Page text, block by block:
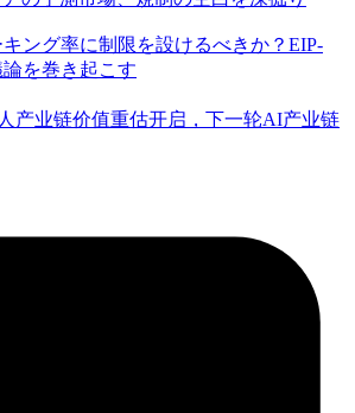
ング率に制限を設けるべきか？EIP-
を巻き起こす
产业链价值重估开启，下一轮AI产业链